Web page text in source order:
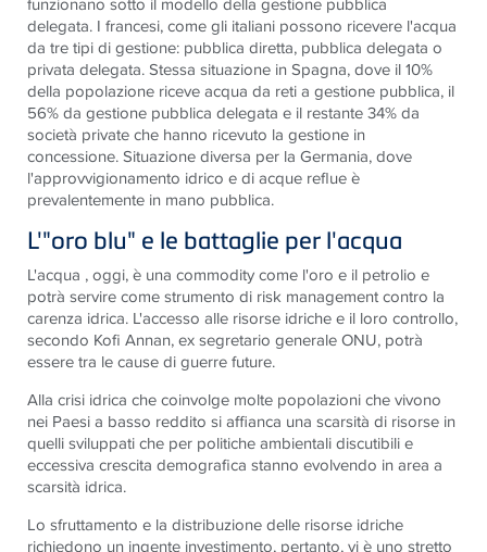
delegata. I francesi, come gli italiani possono ricevere l'acqua
da tre tipi di gestione: pubblica diretta, pubblica delegata o
privata delegata. Stessa situazione in Spagna, dove il 10%
della popolazione riceve acqua da reti a gestione pubblica, il
56% da gestione pubblica delegata e il restante 34% da
società private che hanno ricevuto la gestione in
concessione. Situazione diversa per la Germania, dove
l'approvvigionamento idrico e di acque reflue è
prevalentemente in mano pubblica.
L'"oro blu" e le battaglie per l'acqua
L'acqua , oggi, è una commodity come l'oro e il petrolio e
potrà servire come strumento di risk management contro la
carenza idrica. L'accesso alle risorse idriche e il loro controllo,
secondo Kofi Annan, ex segretario generale ONU, potrà
essere tra le cause di guerre future.
Alla crisi idrica che coinvolge molte popolazioni che vivono
nei Paesi a basso reddito si affianca una scarsità di risorse in
quelli sviluppati che per politiche ambientali discutibili e
eccessiva crescita demografica stanno evolvendo in area a
scarsità idrica.
Lo sfruttamento e la distribuzione delle risorse idriche
richiedono un ingente investimento, pertanto, vi è uno stretto